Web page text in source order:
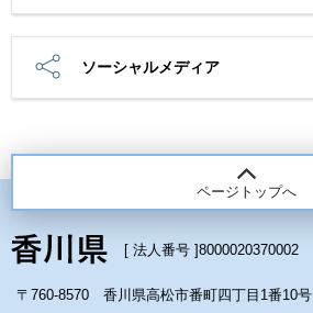
ソーシャルメディア
ページトップへ
[ 法人番号 ]8000020370002
〒760-8570 香川県高松市番町四丁目1番10号